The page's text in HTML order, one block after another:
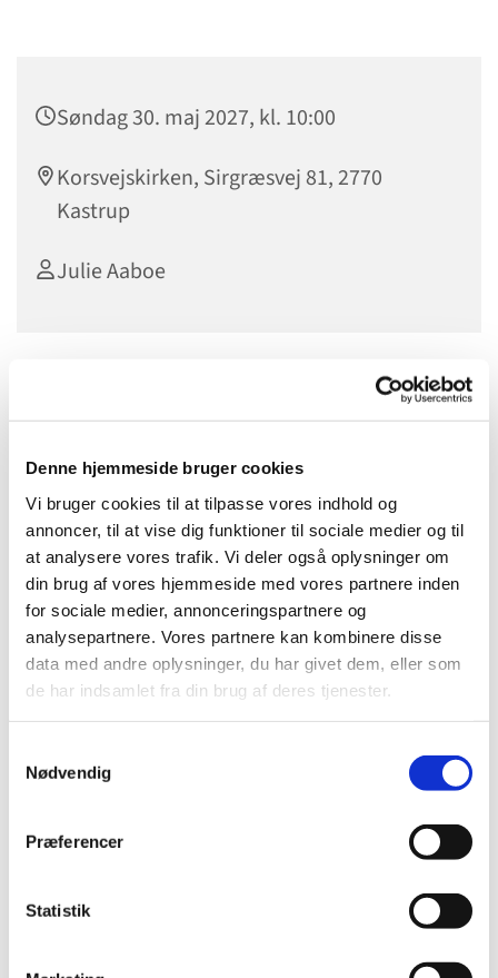
Denne hjemmeside bruger cookies
Vi bruger cookies til at tilpasse vores indhold og
annoncer, til at vise dig funktioner til sociale medier og til
at analysere vores trafik. Vi deler også oplysninger om
din brug af vores hjemmeside med vores partnere inden
for sociale medier, annonceringspartnere og
analysepartnere. Vores partnere kan kombinere disse
data med andre oplysninger, du har givet dem, eller som
de har indsamlet fra din brug af deres tjenester.
Nødvendig
Præferencer
Statistik
Søndag 30. maj 2027, kl. 10:00
Korsvejskirken, Sirgræsvej 81, 2770
Kastrup
Julie Aaboe
Du vil måske også kunne lide...